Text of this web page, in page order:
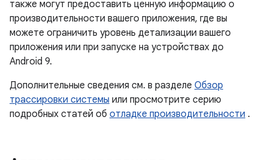
также могут предоставить ценную информацию о
производительности вашего приложения, где вы
можете ограничить уровень детализации вашего
приложения или при запуске на устройствах до
Android 9.
Дополнительные сведения см. в разделе Обзор
трассировки системы или просмотрите серию
подробных статей об отладке производительности .